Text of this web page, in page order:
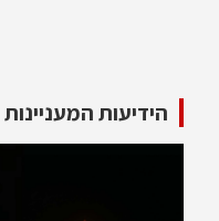
הידיעות המעניינות